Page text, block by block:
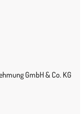
GmbH & Co. KG